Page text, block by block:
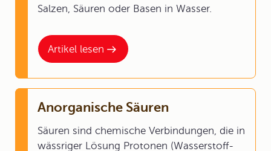
Artikel lesen
Salzen, Säuren oder Basen in Wasser.
Anorganische Säuren
Säuren sind chemische Verbindungen, die in
wässriger Lösung Protonen (Wasserstoff-